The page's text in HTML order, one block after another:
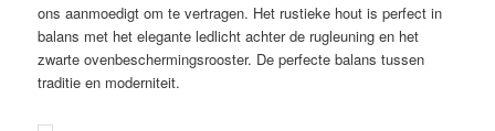
ons aanmoedigt om te vertragen. Het rustieke hout is perfect in
balans met het elegante ledlicht achter de rugleuning en het
zwarte ovenbeschermingsrooster. De perfecte balans tussen
traditie en moderniteit.